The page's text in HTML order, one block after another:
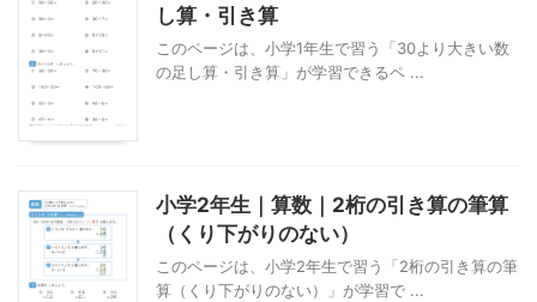
し算・引き算
このページは、小学1年生で習う「30より大きい数
の足し算・引き算」が学習できるペ ...
小学2年生｜算数｜2桁の引き算の筆算
（くり下がりのない）
このページは、小学2年生で習う「2桁の引き算の筆
算（くり下がりのない）」が学習で ...